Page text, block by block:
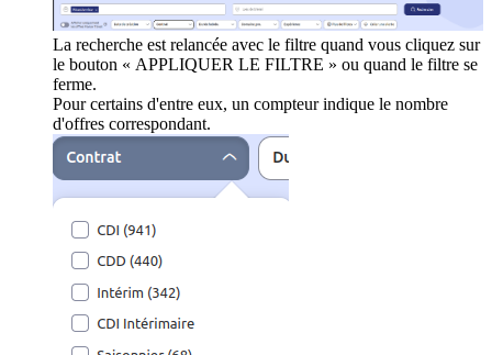
La recherche est relancée avec le filtre quand vous cliquez sur
le bouton « APPLIQUER LE FILTRE » ou quand le filtre se
ferme.
Pour certains d'entre eux, un compteur indique le nombre
d'offres correspondant.